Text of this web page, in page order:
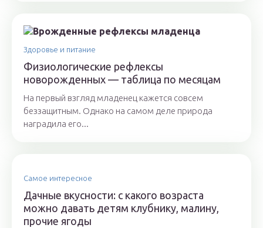
Здоровье и питание
Физиологические рефлексы
новорожденных — таблица по месяцам
На первый взгляд младенец кажется совсем
беззащитным. Однако на самом деле природа
наградила его...
Самое интересное
Дачные вкусности: с какого возраста
можно давать детям клубнику, малину,
прочие ягоды